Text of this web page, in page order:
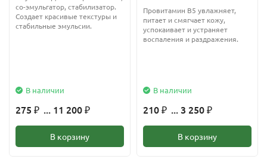
со-эмульгатор, стабилизатор.
Создает красивые текстуры и
стабильные эмульсии.
В наличии
275 ₽ ... 11 200 ₽
В корзину
Провитамин В5 увлажняет,
питает и смягчает кожу,
успокаивает и устраняет
воспаления и раздражения.
В наличии
210 ₽ ... 3 250 ₽
В корзину